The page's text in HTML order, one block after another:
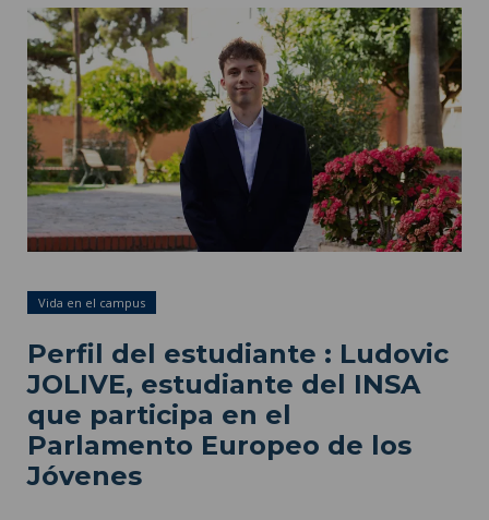
Vida en el campus
Perfil del estudiante : Ludovic
JOLIVE, estudiante del INSA
que participa en el
Parlamento Europeo de los
Jóvenes